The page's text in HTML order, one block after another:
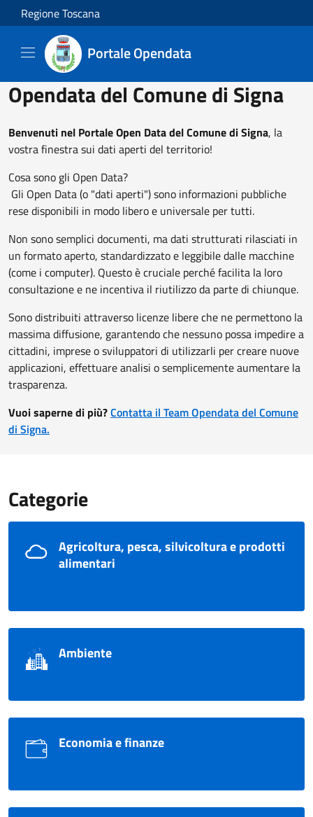
Salta al contenuto principale
Regione Toscana
Portale Opendata
Opendata del Comune di Signa
Benvenuti nel Portale Open Data del Comune di Signa, la
vostra finestra sui dati aperti del territorio!
Cosa sono gli Open Data?
Gli Open Data (o "dati aperti") sono informazioni pubbliche
rese disponibili in modo libero e universale per tutti.
Non sono semplici documenti, ma dati strutturati rilasciati in
un formato aperto, standardizzato e leggibile dalle macchine
(come i computer). Questo è cruciale perché facilita la loro
consultazione e ne incentiva il riutilizzo da parte di chiunque.
Sono distribuiti attraverso licenze libere che ne permettono la
massima diffusione, garantendo che nessuno possa impedire a
cittadini, imprese o sviluppatori di utilizzarli per creare nuove
applicazioni, effettuare analisi o semplicemente aumentare la
trasparenza.
Vuoi saperne di più?Contatta il Team Opendata del Comune
di Signa.
Categorie
Agricoltura, pesca, silvicoltura e prodotti
alimentari
Ambiente
Economia e finanze